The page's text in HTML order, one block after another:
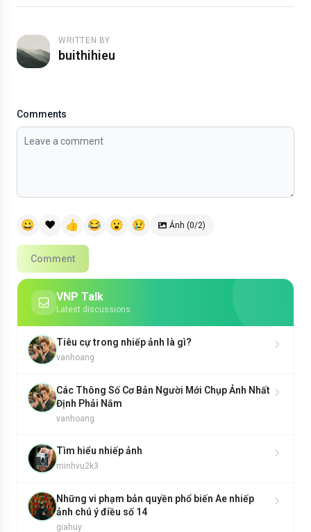
WRITTEN BY
buithihieu
Comments
😀 ❤️ 👍 😂 😮 😢 Ảnh (0/2)
Comment
VNP Talk
Latest discussions
Tiêu cự trong nhiếp ảnh là gì?
vanhoang
Các Thông Số Cơ Bản Người Mới Chụp Ảnh Nhất
Định Phải Nắm
vanhoang
Tìm hiểu nhiếp ảnh
minhvu2k3
Những vi phạm bản quyền phổ biến Ae nhiếp
ảnh chú ý điều số 14
giahuy